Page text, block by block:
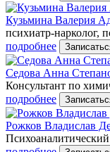
Кузьмина Валерия
психиатр-нарколог,
подробнее
Седова Анна
Консультант по
подробнее
Рожков Владислав